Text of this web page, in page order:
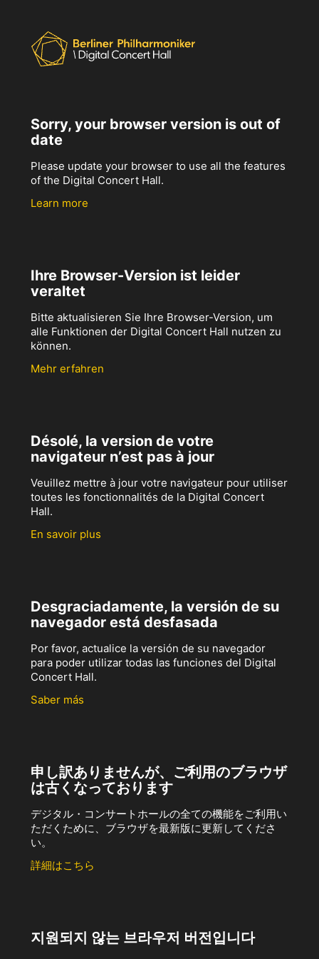
Sorry, your browser version is out of
date
Please update your browser to use all the features
of the Digital Concert Hall.
Learn more
Ihre Browser-Version ist leider
veraltet
Bitte aktualisieren Sie Ihre Browser-Version, um
alle Funktionen der Digital Concert Hall nutzen zu
können.
Mehr erfahren
Désolé, la version de votre
navigateur n’est pas à jour
Veuillez mettre à jour votre navigateur pour utiliser
toutes les fonctionnalités de la Digital Concert
Hall.
En savoir plus
Desgraciadamente, la versión de su
navegador está desfasada
Por favor, actualice la versión de su navegador
para poder utilizar todas las funciones del Digital
Concert Hall.
Saber más
申し訳ありませんが、ご利用のブラウザ
は古くなっております
デジタル・コンサートホールの全ての機能をご利用い
ただくために、ブラウザを最新版に更新してくださ
い。
詳細はこちら
지원되지 않는 브라우저 버전입니다